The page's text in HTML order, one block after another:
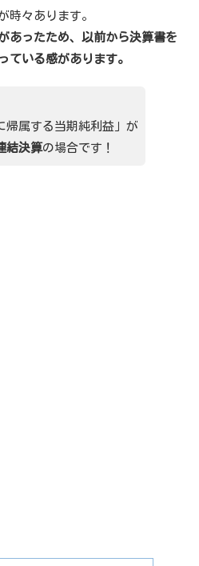
時々あります。
あったため、以前から決算書を
ている感があります。
帰属する当期純利益」が
結決算の場合です！